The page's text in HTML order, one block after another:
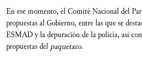
En ese momento, el Comité Nacional del
propuestas al Gobierno, entre las que se
ESMAD y la depuración de la policía, así
propuestas del paquetazo.